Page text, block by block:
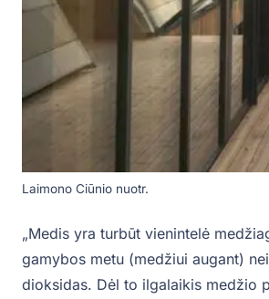
Laimono Ciūnio nuotr.
„Medis yra turbūt vienintelė
gamybos metu (medžiui augant)
dioksidas. Dėl to ilgalaikis medžio